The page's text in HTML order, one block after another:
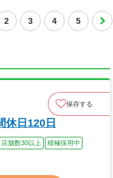
2 3 4 5
保存する
休日120日
店舗数30以上
積極採用中